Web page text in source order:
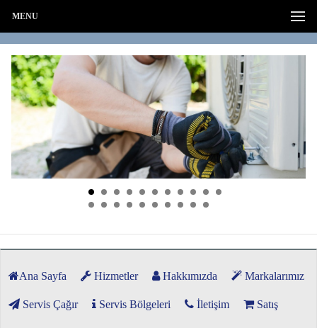
MENU
Ana Sayfa Hizmetler Hakkımızda Markalarımız
Servis Çağır Servis Bölgeleri İletişim Satış